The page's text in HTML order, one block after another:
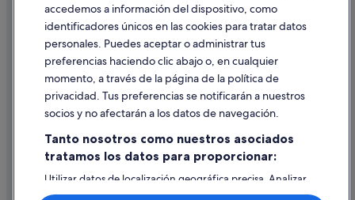
Ayuda
Cancelar un vuelo
Cancelar una reserva de hotel o de un alquiler vacacional
Utilizar un cupón de Expedia
Documentos para viajes internacionales
accedemos a información del dispositivo, como
identificadores únicos en las cookies para tratar datos
personales. Puedes aceptar o administrar tus
preferencias haciendo clic abajo o, en cualquier
momento, a través de la página de la política de
privacidad. Tus preferencias se notificarán a nuestros
socios y no afectarán a los datos de navegación.
Tanto nosotros como nuestros asociados
tratamos los datos para proporcionar:
Utilizar datos de localización geográfica precisa. Analizar
activamente las características del dispositivo para su